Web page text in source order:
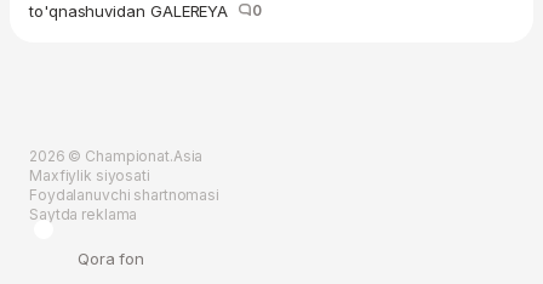
to'qnashuvidan GALEREYA
0
2026 © Championat.Asia
Maxfiylik siyosati
Foydalanuvchi shartnomasi
Saytda reklama
Qora fon